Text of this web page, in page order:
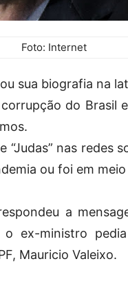
Foto: Internet
sua biografia na
do Brasil
nas redes
ou foi em
a
o ex-ministro
Mauricio Valeixo.